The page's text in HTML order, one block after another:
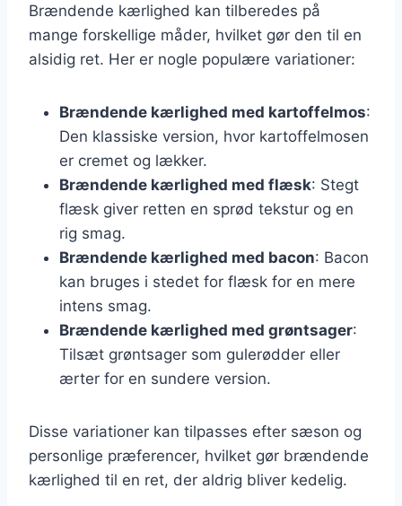
Brændende kærlighed kan tilberedes på
mange forskellige måder, hvilket gør den til en
alsidig ret. Her er nogle populære variationer:
Brændende kærlighed med kartoffelmos:
Den klassiske version, hvor kartoffelmosen
er cremet og lækker.
Brændende kærlighed med flæsk: Stegt
flæsk giver retten en sprød tekstur og en
rig smag.
Brændende kærlighed med bacon: Bacon
kan bruges i stedet for flæsk for en mere
intens smag.
Brændende kærlighed med grøntsager:
Tilsæt grøntsager som gulerødder eller
ærter for en sundere version.
Disse variationer kan tilpasses efter sæson og
personlige præferencer, hvilket gør brændende
kærlighed til en ret, der aldrig bliver kedelig.